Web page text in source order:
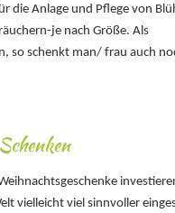
die Anlage und Pflege von
je nach Größe. Als
so schenkt man/ frau auch
vielleicht viel sinnvoller